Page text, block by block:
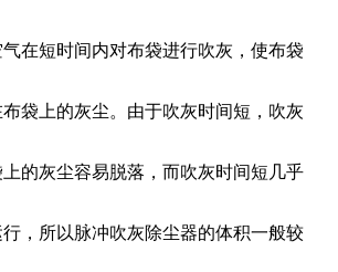
在短时间内对布袋进行吹灰，使布袋
袋上的灰尘。由于吹灰时间短，吹灰
的灰尘容易脱落，而吹灰时间短几乎
，所以脉冲吹灰除尘器的体积一般较